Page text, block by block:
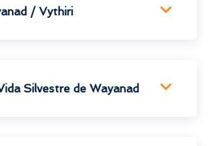
/ Vythiri
Silvestre de Wayanad